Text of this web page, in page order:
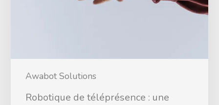
Awabot Solutions
Robotique de téléprésence : une